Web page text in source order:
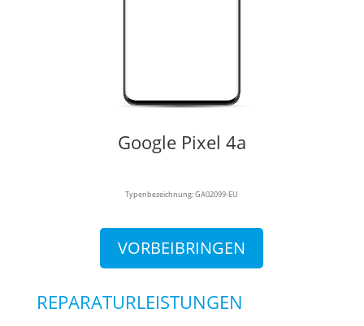
Google Pixel 4a
Typenbezeichnung: GA02099-EU
VORBEIBRINGEN
REPARATURLEISTUNGEN